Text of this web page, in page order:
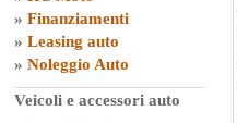
» Finanziamenti
» Leasing auto
» Noleggio Auto
Veicoli e accessori auto